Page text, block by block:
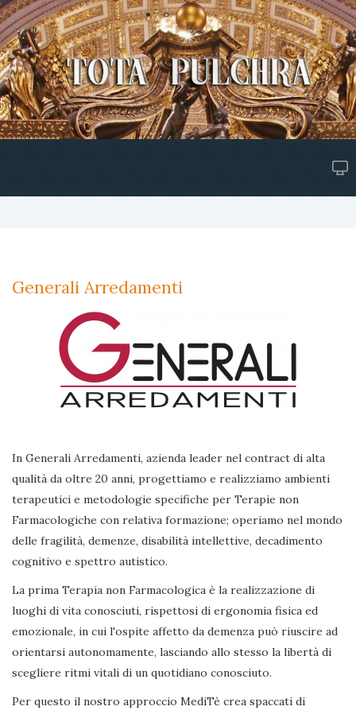
Generali Arredamenti
In Generali Arredamenti, azienda leader nel contract di alta
qualità da oltre 20 anni, progettiamo e realizziamo ambienti
terapeutici e metodologie specifiche per Terapie non
Farmacologiche con relativa formazione; operiamo nel mondo
delle fragilità, demenze, disabilità intellettive, decadimento
cognitivo e spettro autistico.
La prima Terapia non Farmacologica è la realizzazione di
luoghi di vita conosciuti, rispettosi di ergonomia fisica ed
emozionale, in cui l'ospite affetto da demenza può riuscire ad
orientarsi autonomamente, lasciando allo stesso la libertà di
scegliere ritmi vitali di un quotidiano conosciuto.
Per questo il nostro approccio MediTè crea spaccati di